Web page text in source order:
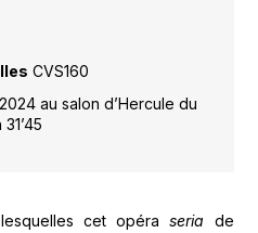
CVS160
au salon d’Hercule du
cet opéra seria de